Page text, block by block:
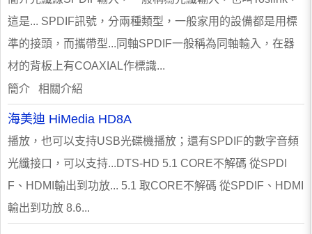
這是... SPDIF訊號，分兩種類型，一般家用的設備都是用標
準的接頭，而攜帶型...同軸SPDIF一般稱為同軸輸入，在器
材的背板上有COAXIAL作標識...
簡介 相關介紹
海美迪 HiMedia HD8A
播放，也可以支持USB光碟機播放；還有SPDIF的數字音頻
光纖接口，可以支持...DTS-HD 5.1 CORE不解碼 從SPDI
F、HDMI輸出到功放... 5.1 取CORE不解碼 從SPDIF、HDMI
輸出到功放 8.6...